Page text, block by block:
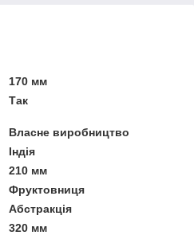
170 мм
Так
Власне виробництво
Індія
210 мм
Фруктовниця
Абстракція
320 мм